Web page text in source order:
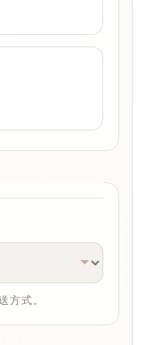
方式。